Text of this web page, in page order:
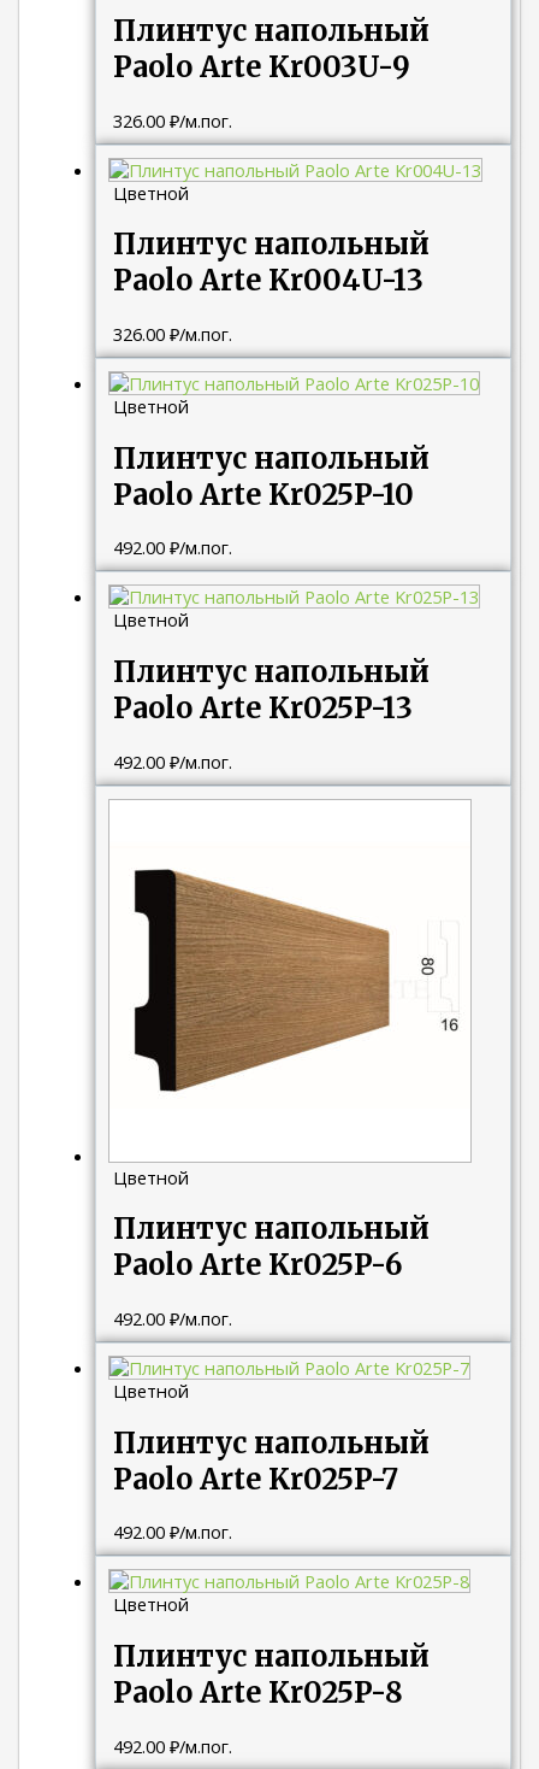
Плинтус напольный
Paolo Arte Kr003U-9
326.00₽/м.пог.
Цветной
Плинтус напольный
Paolo Arte Kr004U-13
326.00₽/м.пог.
Цветной
Плинтус напольный
Paolo Arte Kr025P-10
492.00₽/м.пог.
Цветной
Плинтус напольный
Paolo Arte Kr025P-13
492.00₽/м.пог.
Цветной
Плинтус напольный
Paolo Arte Kr025P-6
492.00₽/м.пог.
Цветной
Плинтус напольный
Paolo Arte Kr025P-7
492.00₽/м.пог.
Цветной
Плинтус напольный
Paolo Arte Kr025P-8
492.00₽/м.пог.